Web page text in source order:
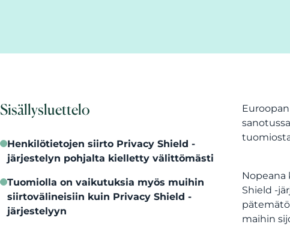
Sisällysluettelo
Henkilötietojen siirto Privacy Shield -
järjestelyn pohjalta kielletty välittömästi
Tuomiolla on vaikutuksia myös muihin
siirtovälineisiin kuin Privacy Shield -
järjestelyyn
tuomiosta
Nopeana
Shield
maihin